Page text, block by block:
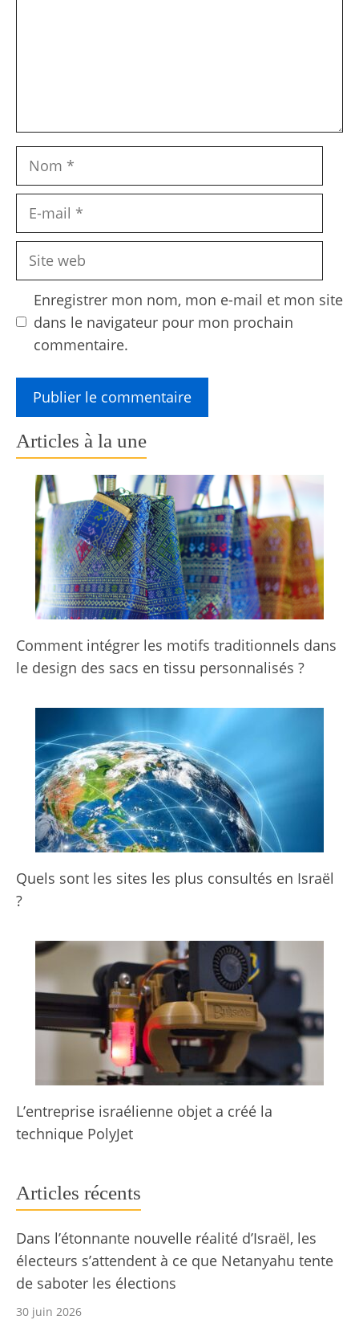
Nom
Site
Enregistrer mon nom, mon e-mail et mon site
dans le navigateur pour mon prochain
commentaire.
Articles à la une
Comment intégrer les motifs traditionnels dans
le design des sacs en tissu personnalisés ?
Quels sont les sites les plus consultés en Israël
?
L’entreprise israélienne objet a créé la
technique PolyJet
Articles récents
Dans l’étonnante nouvelle réalité d’Israël, les
électeurs s’attendent à ce que Netanyahu tente
de saboter les élections
30 juin 2026